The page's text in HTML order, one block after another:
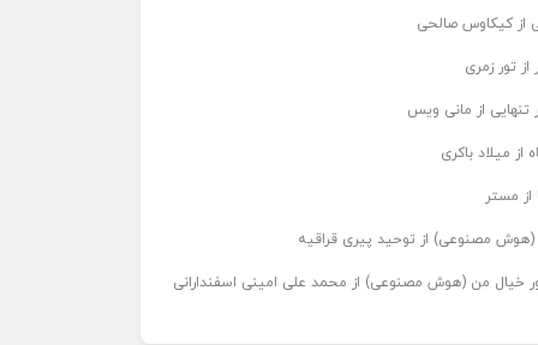
از کیکاوس صالحی
تور زمری
تنهایی از مانی ویس
از میلاد باکری
از مستر
(هوش مصنوعی) از توحید پیری قراقیه
خیال من (هوش مصنوعی) از محمد علی امینی اسفندارانی